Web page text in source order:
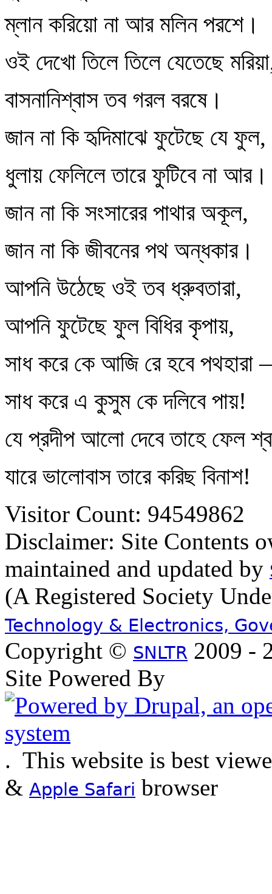
ম্লান করিয়ো না আর মলিন পরশে।
ওই দেখো তিলে তিলে যেতেছে
বাসনানিশ্বাস তব গরল বরষে।
জান না কি হৃদিমাঝে ফুটেছে যে ফুল,
ধুলায় ফেলিলে তারে ফুটিবে না আর।
জান না কি সংসারের পাথার অকূল,
জান না কি জীবনের পথ অন্ধকার।
আপনি উঠেছে ওই তব ধ্রুবতারা,
আপনি ফুটেছে ফুল বিধির কৃপায়,
সাধ করে কে আজি রে হবে
সাধ করে এ কুসুম কে দলিবে পায়!
যে প্রদীপ আলো দেবে তাহে ফেল
যারে ভালোবাস তারে করিছ বিনাশ!
Visitor Count: 94549862
Disclaimer: Site Contents
maintained and updated by
(A Registered Society
Technology & Electronics,
Copyright © SNLTR 2009 -
Site Powered By
. This website is best
& Apple Safari browser